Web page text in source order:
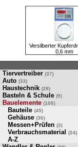
Versilberter
0,6 mm
Tiervertreiber (37)
Auto (33)
Haustechnik (28)
Basteln & Schule (9)
Bauelemente (108)
Bauteile (45)
Gehäuse (36)
Messen+Prüfen (3)
Verbrauchsmaterial (24)
A-Z